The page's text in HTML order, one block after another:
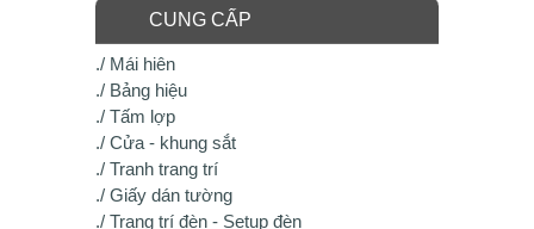
CUNG CẤP
./ Mái hiên
./ Bảng hiệu
./ Tấm lợp
./ Cửa - khung sắt
./ Tranh trang trí
./ Giấy dán tường
./ Trang trí đèn - Setup đèn